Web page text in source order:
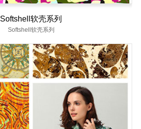
Softshell软壳系列
Softshell软壳系列